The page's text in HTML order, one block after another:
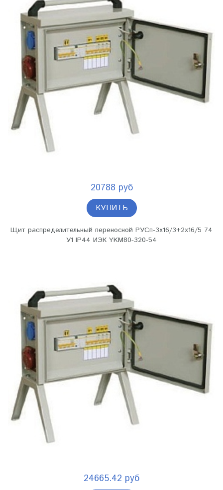
20788 руб
КУПИТЬ
Щит распределительный переносной РУСп-3х16/3+2х16/5 74
У1 IP44 ИЭК YKM80-320-54
24665.42 руб